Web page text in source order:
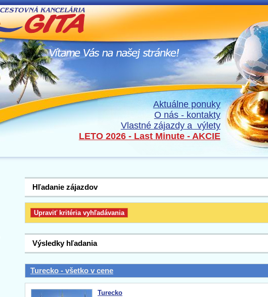
Aktuálne ponuky
O nás - kontakty
Vlastné zájazdy a výlety
LETO 2026 - Last Minute - AKCIE
Hľadanie zájazdov
Výsledky hľadania
Turecko - všetko v cene
Turecko